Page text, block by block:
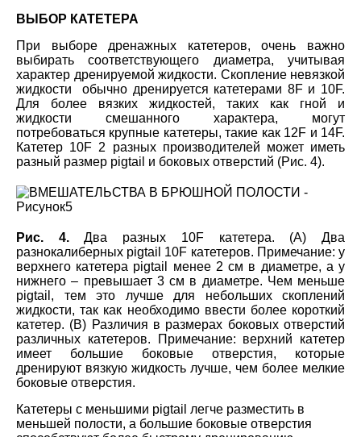
ВЫБОР КАТЕТЕРА
При выборе дренажных катетеров, очень важно
выбирать соответствующего диаметра, учитывая
характер дренируемой жидкости. Скопление невязкой
жидкости обычно дренируется катетерами 8F и 10F.
Для более вязких жидкостей, таких как гной и
жидкости смешанного характера, могут
потребоваться крупные катетеры, такие как 12F и 14F.
Катетер 10F 2 разных производителей может иметь
разный размер pigtail и боковых отверстий (Рис. 4).
Рис. 4.Два разных 10F катетера. (A) Два
разнокалиберных pigtail 10F катетеров. Примечание: у
верхнего катетера pigtail менее 2 см в диаметре, а у
нижнего – превышает 3 см в диаметре. Чем меньше
pigtail, тем это лучше для небольших скоплений
жидкости, так как необходимо ввести более короткий
катетер. (В) Различия в размерах боковых отверстий
различных катетеров. Примечание: верхний катетер
имеет большие боковые отверстия, которые
дренируют вязкую жидкость лучше, чем более мелкие
боковые отверстия.
Катетеры с меньшими pigtail легче разместить в
меньшей полости, а большие боковые отверстия